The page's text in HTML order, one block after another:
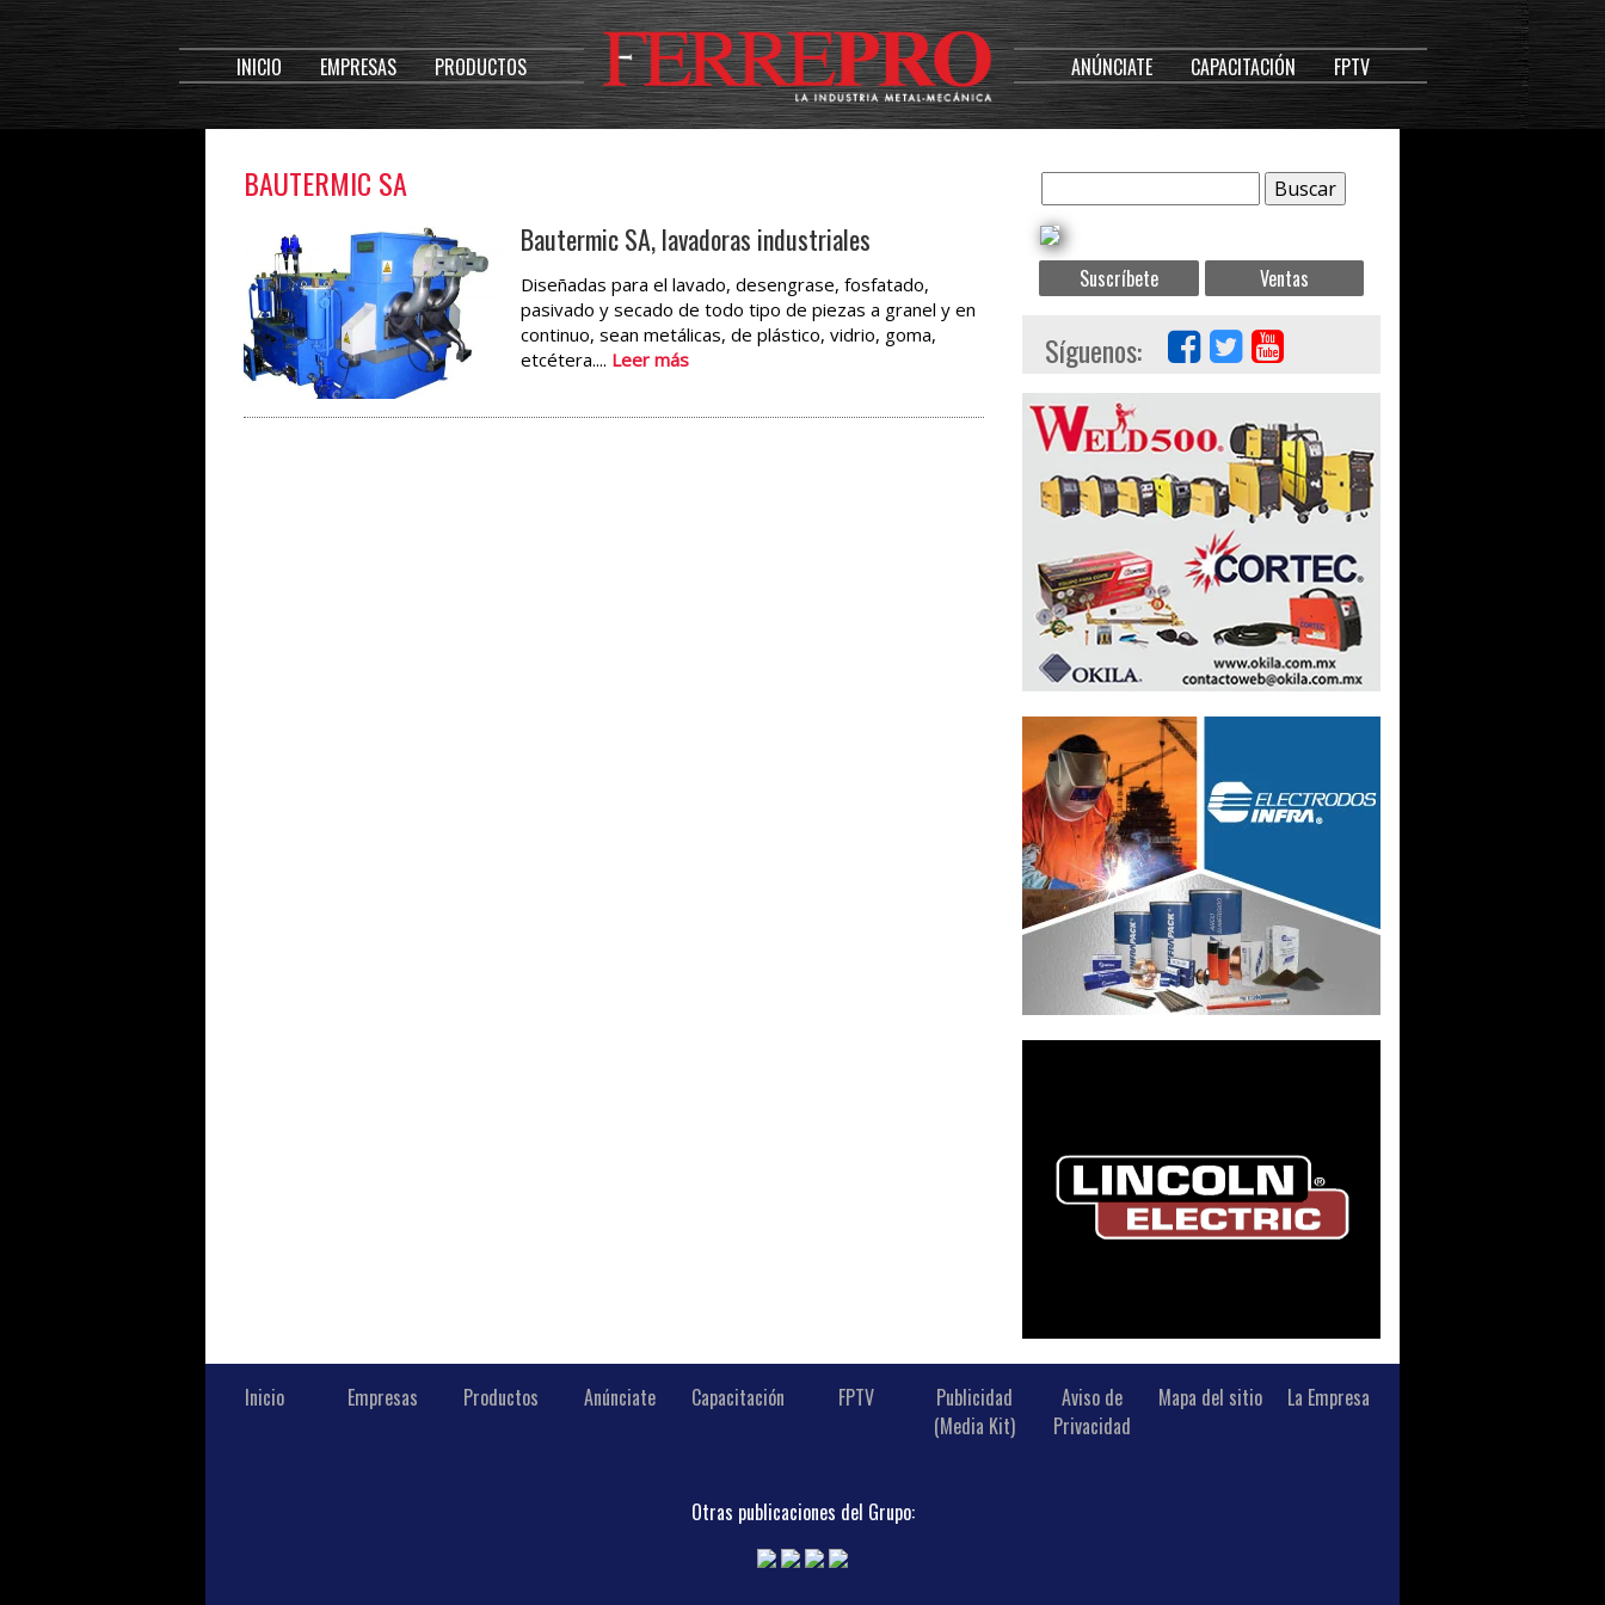
INICIO EMPRESAS PRODUCTOS ANÚNCIATE CAPACITACIÓN FPTV
BAUTERMIC SA
Bautermic SA, lavadoras industriales
Diseñadas para el lavado, desengrase, fosfatado,
pasivado y secado de todo tipo de piezas a granel y en
continuo, sean metálicas, de plástico, vidrio, goma,
etcétera.... Leer más
Suscríbete Ventas
Síguenos:
Inicio Empresas Productos Anúnciate Capacitación FPTV
Publicidad
(Media Kit)
Aviso de
Privacidad
Mapa del sitio La Empresa
Otras publicaciones del Grupo: